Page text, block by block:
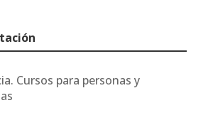
Cursos para personas y